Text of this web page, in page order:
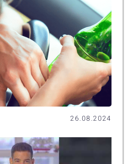
26.08.2024